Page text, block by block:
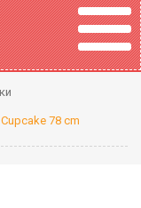
78 cm